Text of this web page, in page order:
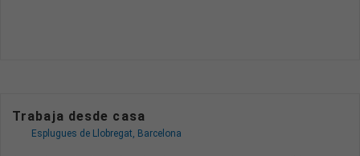
Trabaja desde casa
Esplugues de Llobregat, Barcelona